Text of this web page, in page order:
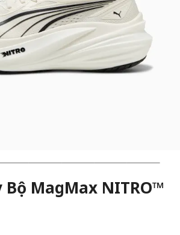
Bộ MagMax NITRO™